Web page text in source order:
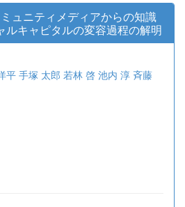
ュニティメディアからの知識
ルキャピタルの変容過程の解明
平手塚 太郎 若林 啓 池内 淳 斉藤